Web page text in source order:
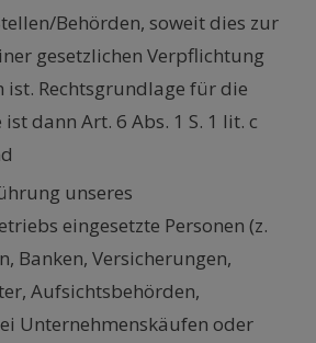
Behörden, soweit dies zur
gesetzlichen Verpflichtung
Rechtsgrundlage für die
dann Art. 6 Abs. 1 S. 1 lit. c
unseres
eingesetzte Personen (z.
Banken, Versicherungen,
Aufsichtsbehörden,
Unternehmenskäufen oder